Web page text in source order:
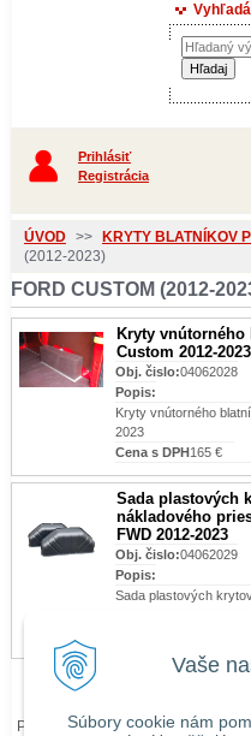
Vaše
Súbory cookie nám
Prihlásiť
Registrácia
ÚVOD >> KRYTY BLATNÍKOV
(2012-2023)
FORD CUSTOM (2012-
Kryty vnútorného
Custom 2012-2023
Obj. čislo:04062028
Popis:
Kryty vnútorného
2023
Cena s DPH165 €
Sada plastových
nákladového
FWD 2012-2023
Obj. čislo:04062029
Popis:
Sada plastových
Pri zaslaní tovaru mimo územia